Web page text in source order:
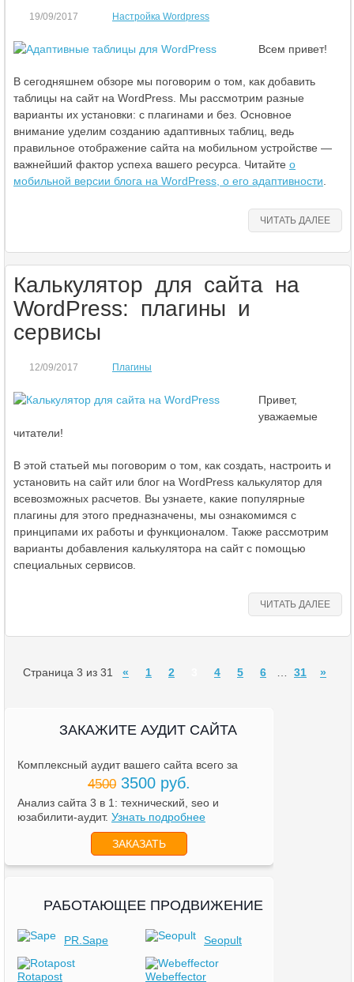
19/09/2017 Настройка Wordpress
Всем привет!
В сегодняшнем обзоре мы поговорим о том, как добавить
таблицы на сайт на WordPress. Мы рассмотрим разные
варианты их установки: с плагинами и без. Основное
внимание уделим созданию адаптивных таблиц, ведь
правильное отображение сайта на мобильном устройстве —
важнейший фактор успеха вашего ресурса. Читайте о
мобильной версии блога на WordPress, о его адаптивности
ЧИТАТЬ ДАЛЕЕ
Калькулятор для сайта на
WordPress: плагины и
сервисы
12/09/2017 Плагины
Привет,
уважаемые
читатели!
В этой статьей мы поговорим о том, как создать, настроить и
установить на сайт или блог на WordPress калькулятор для
всевозможных расчетов. Вы узнаете, какие популярные
плагины для этого предназначены, мы ознакомимся с
принципами их работы и функционалом. Также рассмотрим
варианты добавления калькулятора на сайт с помощью
специальных сервисов.
ЧИТАТЬ ДАЛЕЕ
Страница 3 из 31 « 1 2 4 5 6 31 »
ЗАКАЖИТЕ АУДИТ САЙТА
Комплексный аудит вашего сайта всего за
4500 3500 руб.
Анализ сайта 3 в 1: технический, seo и
юзабилити-аудит. Узнать подробнее
ЗАКАЗАТЬ
РАБОТАЮЩЕЕ ПРОДВИЖЕНИЕ
PR.Sape
Rotapost
Seopult
Webeffector